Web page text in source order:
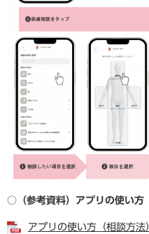
○（参考資料）アプリの使い方
アプリの使い方（相談方